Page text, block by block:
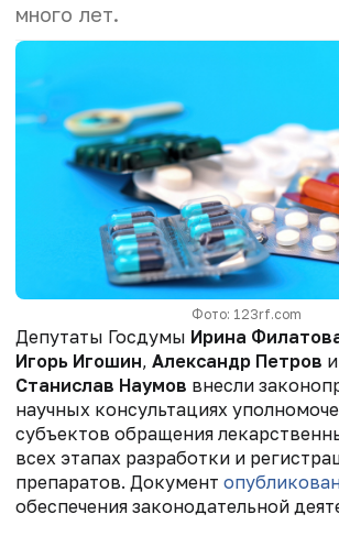
много лет.
Фото: 123rf.com
Депутаты Госдумы Ирина
Игорь Игошин, Александр Петров и
Станислав Наумов внесли
научных консультациях
субъектов обращения
всех этапах разработки и
препаратов. Документ
обеспечения законодательной